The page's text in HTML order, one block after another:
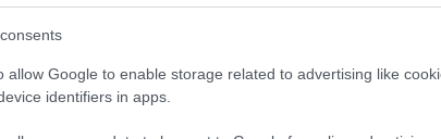
allow Google to enable storage related to advertising like
identifiers in apps.